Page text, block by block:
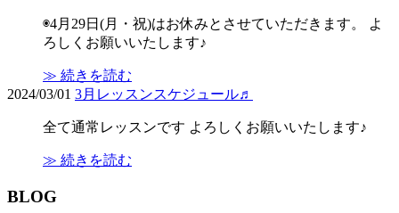
◉4月29日(月・祝)はお休みとさせていただきます。 よ
ろしくお願いいたします♪
≫ 続きを読む
2024/03/01 3月レッスンスケジュール♬
全て通常レッスンです よろしくお願いいたします♪
≫ 続きを読む
BLOG